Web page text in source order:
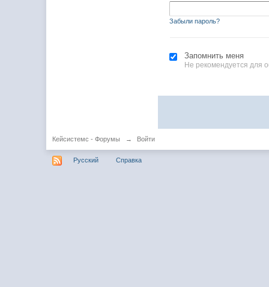
Забыли пароль?
Запомнить меня
Не рекомендуется для
Кейсистемс - Форумы → Войти
Русский Справка